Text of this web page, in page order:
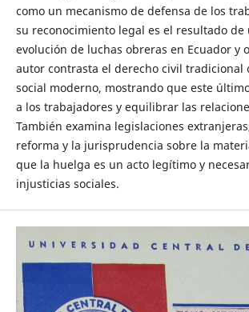
como un mecanismo de defensa de los
su reconocimiento legal es el resultado de
evolución de luchas obreras en Ecuador y
autor contrasta el derecho civil tradicional
social moderno, mostrando que este
a los trabajadores y equilibrar las
También examina legislaciones
reforma y la jurisprudencia sobre la
que la huelga es un acto legítimo y
injusticias sociales.